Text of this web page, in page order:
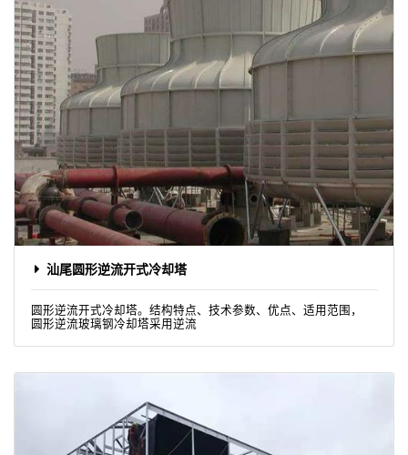
却塔 却塔
汕尾圆形逆流开式冷却塔
圆形逆流开式冷却塔。结构特点、技术参数、优点、适用范围，
圆形逆流玻璃钢冷却塔采用逆流